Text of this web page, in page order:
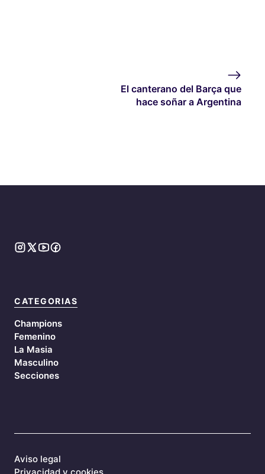
El canterano del Barça que
hace soñar a Argentina
CATEGORIAS
Champions
Femenino
La Masia
Masculino
Secciones
Aviso legal